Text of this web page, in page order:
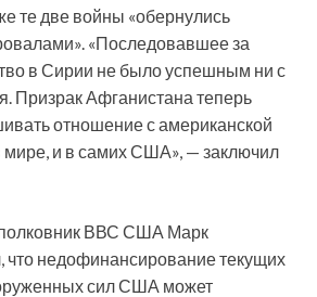
те две войны «обернулись
«Последовавшее за
в Сирии не было успешным ни с
Призрак Афганистана теперь
отношение с американской
и в самих США», — заключил
ВВС США Марк
что недофинансирование текущих
сил США может